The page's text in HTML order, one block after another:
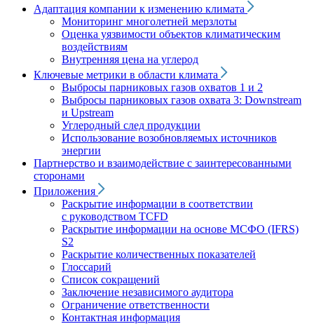
Адаптация компании к изменению климата
Мониторинг многолетней мерзлоты
Оценка уязвимости объектов климатическим
воздействиям
Внутренняя цена на углерод
Ключевые метрики в области климата
Выбросы парниковых газов охватов 1 и 2
Выбросы парниковых газов охвата 3: Downstream
и Upstream
Углеродный след продукции
Использование возобновляемых источников
энергии
Партнерство и взаимодействие с заинтересованными
сторонами
Приложения
Раскрытие информации в соответствии
с руководством TCFD
Раскрытие информации на основе МСФО (IFRS)
S2
Раскрытие количественных показателей
Глоссарий
Список сокращений
Заключение независимого аудитора
Ограничение ответственности
Контактная информация